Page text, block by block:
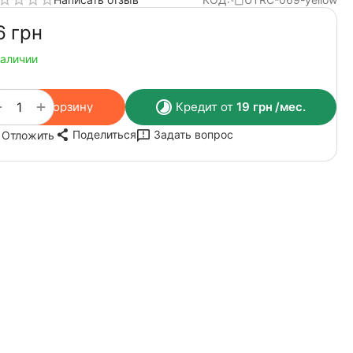
грн
+
В корзину Кредит от 19 грн /мес.
Отложить Поделиться Задать вопрос